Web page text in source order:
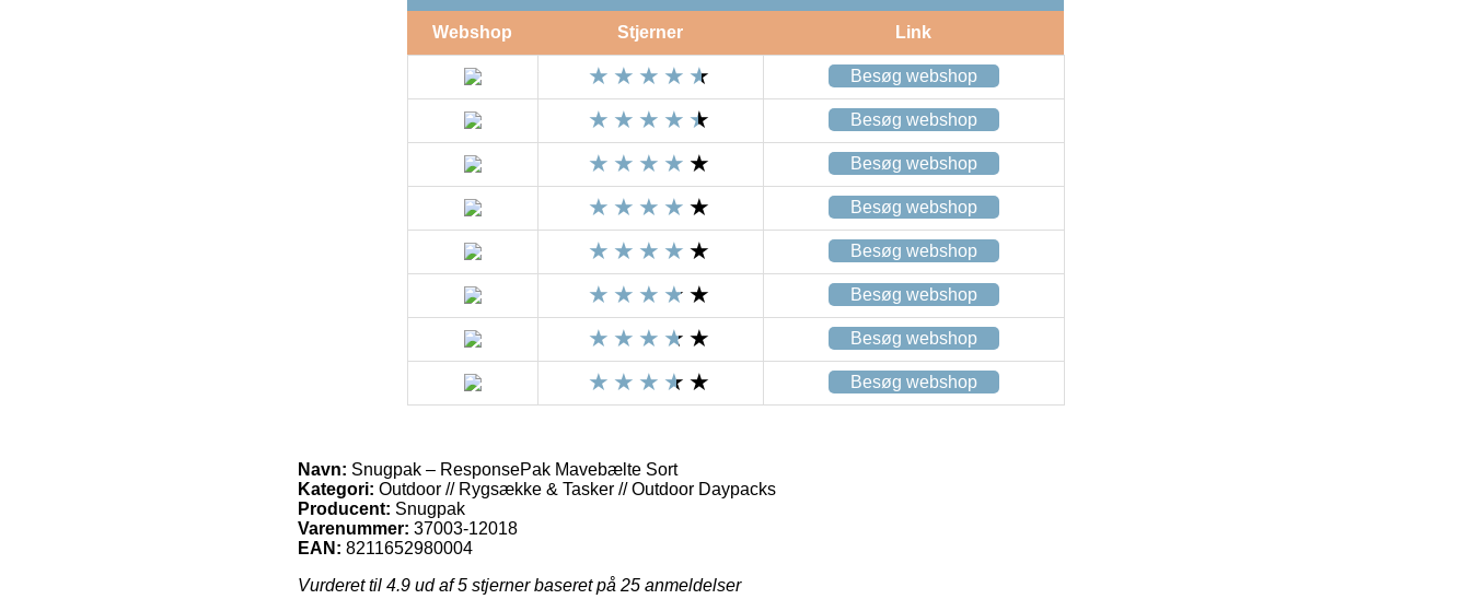
Webshop Stjerner Link
Besøg webshop
Besøg webshop
Besøg webshop
Besøg webshop
Besøg webshop
Besøg webshop
Besøg webshop
Besøg webshop
Navn: Snugpak – ResponsePak Mavebælte Sort
Kategori: Outdoor // Rygsække & Tasker // Outdoor Daypacks
Producent: Snugpak
Varenummer: 37003-12018
EAN: 8211652980004
Vurderet til 4.9 ud af 5 stjerner baseret på 25 anmeldelser